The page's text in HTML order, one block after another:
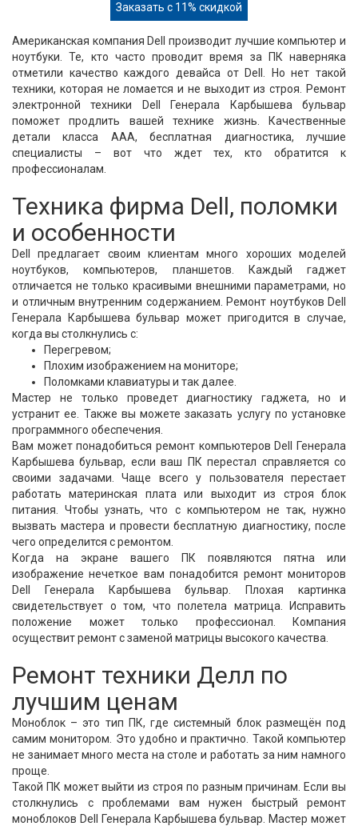
Заказать с 11% скидкой
Американская компания Dell производит лучшие компьютер и
ноутбуки. Те, кто часто проводит время за ПК наверняка
отметили качество каждого девайса от Dell. Но нет такой
техники, которая не ломается и не выходит из строя. Ремонт
электронной техники Dell Генерала Карбышева бульвар
поможет продлить вашей технике жизнь. Качественные
детали класса ААА, бесплатная диагностика, лучшие
специалисты – вот что ждет тех, кто обратится к
профессионалам.
Техника фирма Dell, поломки
и особенности
Dell предлагает своим клиентам много хороших моделей
ноутбуков, компьютеров, планшетов. Каждый гаджет
отличается не только красивыми внешними параметрами, но
и отличным внутренним содержанием. Ремонт ноутбуков Dell
Генерала Карбышева бульвар может пригодится в случае,
когда вы столкнулись с:
Перегревом;
Плохим изображением на мониторе;
Поломками клавиатуры и так далее.
Мастер не только проведет диагностику гаджета, но и
устранит ее. Также вы можете заказать услугу по установке
программного обеспечения.
Вам может понадобиться ремонт компьютеров Dell Генерала
Карбышева бульвар, если ваш ПК перестал справляется со
своими задачами. Чаще всего у пользователя перестает
работать материнская плата или выходит из строя блок
питания. Чтобы узнать, что с компьютером не так, нужно
вызвать мастера и провести бесплатную диагностику, после
чего определится с ремонтом.
Когда на экране вашего ПК появляются пятна или
изображение нечеткое вам понадобится ремонт мониторов
Dell Генерала Карбышева бульвар. Плохая картинка
свидетельствует о том, что полетела матрица. Исправить
положение может только профессионал. Компания
осуществит ремонт с заменой матрицы высокого качества.
Ремонт техники Делл по
лучшим ценам
Моноблок – это тип ПК, где системный блок размещён под
самим монитором. Это удобно и практично. Такой компьютер
не занимает много места на столе и работать за ним намного
проще.
Такой ПК может выйти из строя по разным причинам. Если вы
столкнулись с проблемами вам нужен быстрый ремонт
моноблоков Dell Генерала Карбышева бульвар. Мастер может